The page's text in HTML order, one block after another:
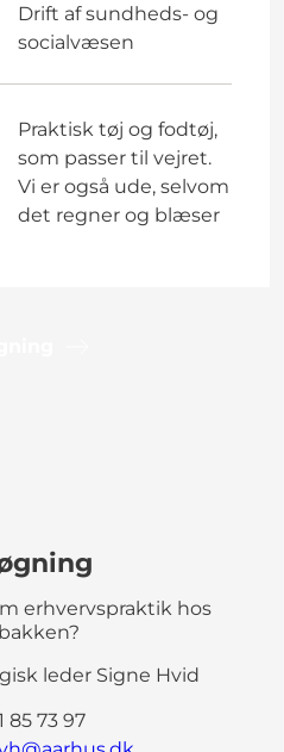
Drift af sundheds- og
socialvæsen
Praktisk tøj og fodtøj,
som passer til vejret.
Vi er også ude, selvom
det regner og blæser
erhvervspraktik hos
leder Signe Hvid
85 73 97